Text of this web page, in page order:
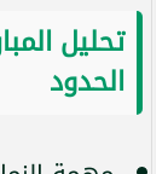
تحليل
الحدود